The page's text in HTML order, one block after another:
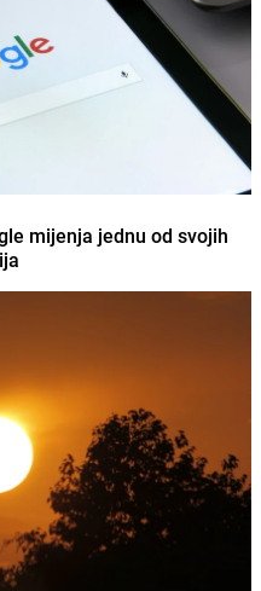
mijenja jednu od svojih